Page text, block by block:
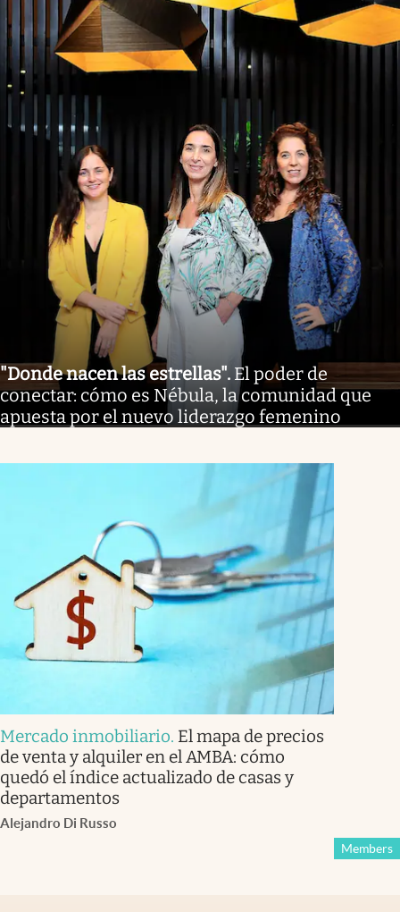
"Donde nacen las estrellas". El poder de
conectar: cómo es Nébula, la comunidad que
apuesta por el nuevo liderazgo femenino
Mercado inmobiliario. El mapa de precios
de venta y alquiler en el AMBA: cómo
quedó el índice actualizado de casas y
departamentos
Alejandro Di Russo
Members